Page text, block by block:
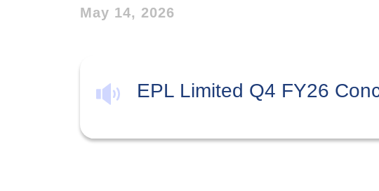
May 14, 2026
EPL Limited Q4 FY26